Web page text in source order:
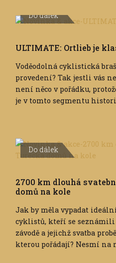
Do dálek
ULTIMATE: Ortlieb je
Voděodolná cyklistická
provedení? Tak jestli vás
není něco v pořádku,
je v tomto segmentu
Do dálek
2700 km dlouhá
domů na kole
Jak by měla vypadat
cyklistů, kteří se
závodě a jejichž svatba
kterou pořádají? Nesmí na